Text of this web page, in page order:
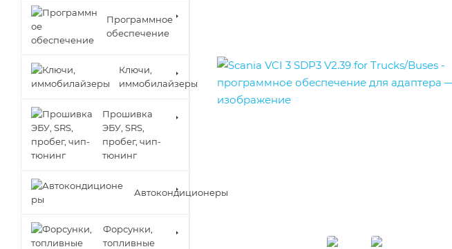
Программное
обеспечение
Ключи,
иммобилайзеры
Прошивка
ЭБУ, SRS,
пробег, чип-
тюнинг
Автокондиционеры
Форсунки,
топливные